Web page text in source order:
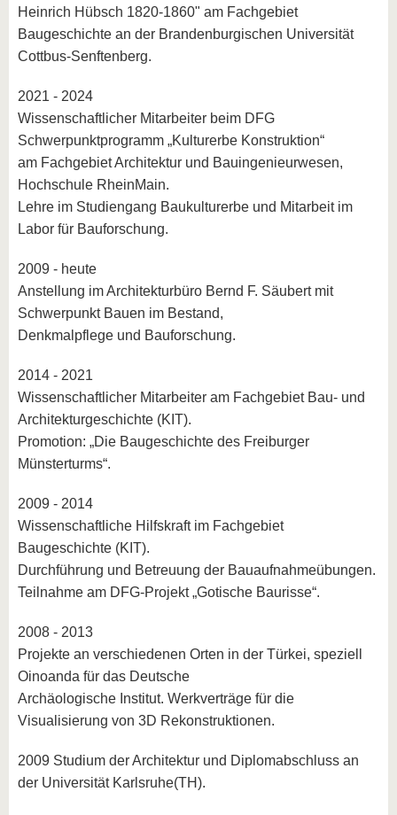
Heinrich Hübsch 1820-1860" am Fachgebiet
Baugeschichte an der Brandenburgischen Universität
Cottbus-Senftenberg.
2021 - 2024
Wissenschaftlicher Mitarbeiter beim DFG
Schwerpunktprogramm „Kulturerbe Konstruktion“
am Fachgebiet Architektur und Bauingenieurwesen,
Hochschule RheinMain.
Lehre im Studiengang Baukulturerbe und Mitarbeit im
Labor für Bauforschung.
2009 - heute
Anstellung im Architekturbüro Bernd F. Säubert mit
Schwerpunkt Bauen im Bestand,
Denkmalpflege und Bauforschung.
2014 - 2021
Wissenschaftlicher Mitarbeiter am Fachgebiet Bau- und
Architekturgeschichte (KIT).
Promotion: „Die Baugeschichte des Freiburger
Münsterturms“.
2009 - 2014
Wissenschaftliche Hilfskraft im Fachgebiet
Baugeschichte (KIT).
Durchführung und Betreuung der Bauaufnahmeübungen.
Teilnahme am DFG-Projekt „Gotische Baurisse“.
2008 - 2013
Projekte an verschiedenen Orten in der Türkei, speziell
Oinoanda für das Deutsche
Archäologische Institut. Werkverträge für die
Visualisierung von 3D Rekonstruktionen.
2009 Studium der Architektur und Diplomabschluss an
der Universität Karlsruhe(TH).